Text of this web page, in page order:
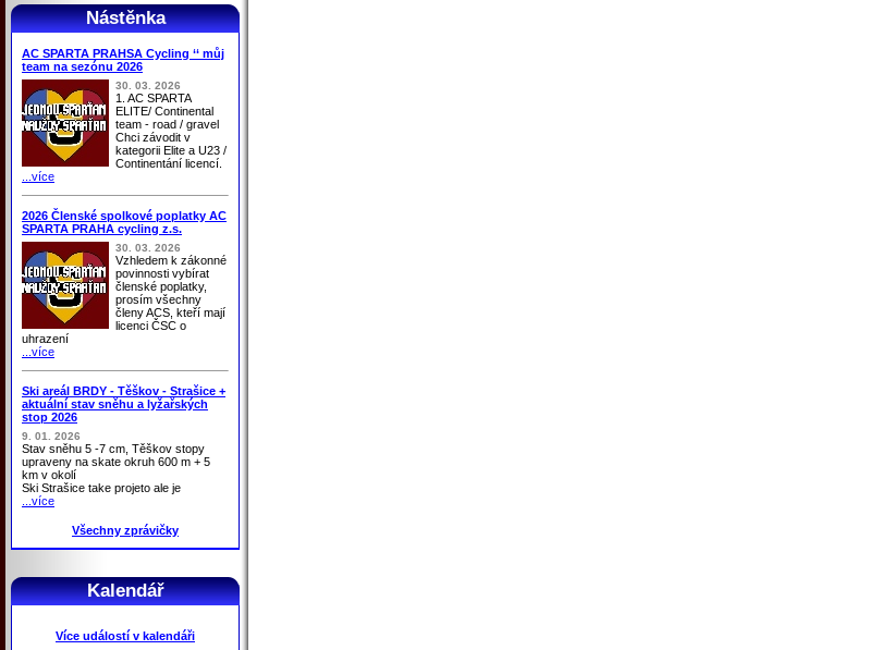
Nástěnka
AC SPARTA PRAHSA Cycling ‘‘ můj
team na sezónu 2026
30. 03. 2026
1. AC SPARTA
ELITE/ Continental
team - road / gravel
Chci závodit v
kategorii Elite a U23 /
Continentání licencí.
...více
2026 Členské spolkové poplatky AC
SPARTA PRAHA cycling z.s.
30. 03. 2026
Vzhledem k zákonné
povinnosti vybírat
členské poplatky,
prosím všechny
členy ACS, kteří mají
licenci ČSC o
uhrazení
...více
Ski areál BRDY - Těškov - Strašice +
aktuální stav sněhu a lyžařských
stop 2026
9. 01. 2026
Stav sněhu 5 -7 cm, Těškov stopy
upraveny na skate okruh 600 m + 5
km v okolí
Ski Strašice take projeto ale je
...více
Všechny zprávičky
Kalendář
Více událostí v kalendáři